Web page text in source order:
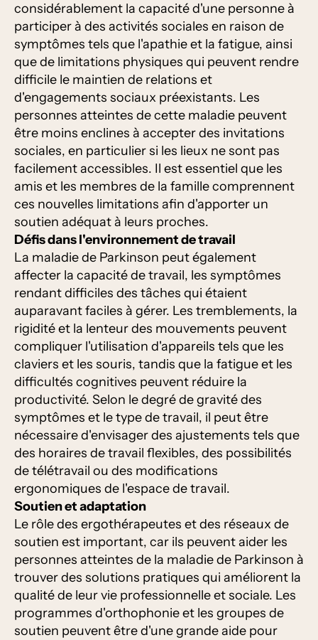
considérablement la capacité d'une personne à
participer à des activités sociales en raison de
symptômes tels que l'apathie et la fatigue, ainsi
que de limitations physiques qui peuvent rendre
difficile le maintien de relations et
d'engagements sociaux préexistants. Les
personnes atteintes de cette maladie peuvent
être moins enclines à accepter des invitations
sociales, en particulier si les lieux ne sont pas
facilement accessibles. Il est essentiel que les
amis et les membres de la famille comprennent
ces nouvelles limitations afin d'apporter un
soutien adéquat à leurs proches.
Défis dans l'environnement de travail
La maladie de Parkinson peut également
affecter la capacité de travail, les symptômes
rendant difficiles des tâches qui étaient
auparavant faciles à gérer. Les tremblements, la
rigidité et la lenteur des mouvements peuvent
compliquer l'utilisation d'appareils tels que les
claviers et les souris, tandis que la fatigue et les
difficultés cognitives peuvent réduire la
productivité. Selon le degré de gravité des
symptômes et le type de travail, il peut être
nécessaire d'envisager des ajustements tels que
des horaires de travail flexibles, des possibilités
de télétravail ou des modifications
ergonomiques de l'espace de travail.
Soutien et adaptation
Le rôle des ergothérapeutes et des réseaux de
soutien est important, car ils peuvent aider les
personnes atteintes de la maladie de Parkinson à
trouver des solutions pratiques qui améliorent la
qualité de leur vie professionnelle et sociale. Les
programmes d'orthophonie et les groupes de
soutien peuvent être d'une grande aide pour